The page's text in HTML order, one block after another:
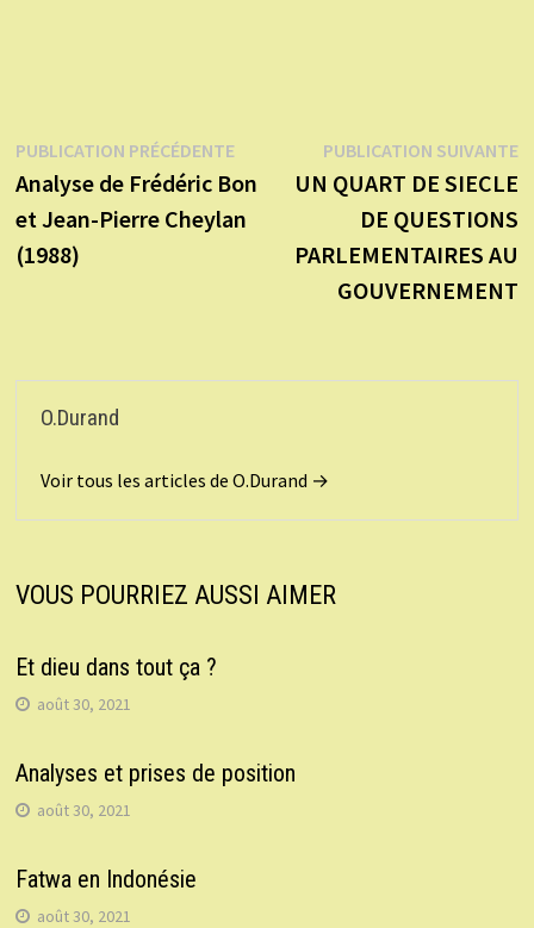
Navigation
de
l’article
PUBLICATION PRÉCÉDENTEPublication
précédente :
Analyse de Frédéric Bon
et Jean-Pierre Cheylan
(1988)
PUBLICATION SUIVANTE
UN QUART DE SIECLE
DE QUESTIONS
PARLEMENTAIRES AU
GOUVERNEMENT
O.Durand
Voir tous les articles de O.Durand →
VOUS POURRIEZ AUSSI AIMER
Et dieu dans tout ça ?
août 30, 2021
Analyses et prises de position
août 30, 2021
Fatwa en Indonésie
août 30, 2021